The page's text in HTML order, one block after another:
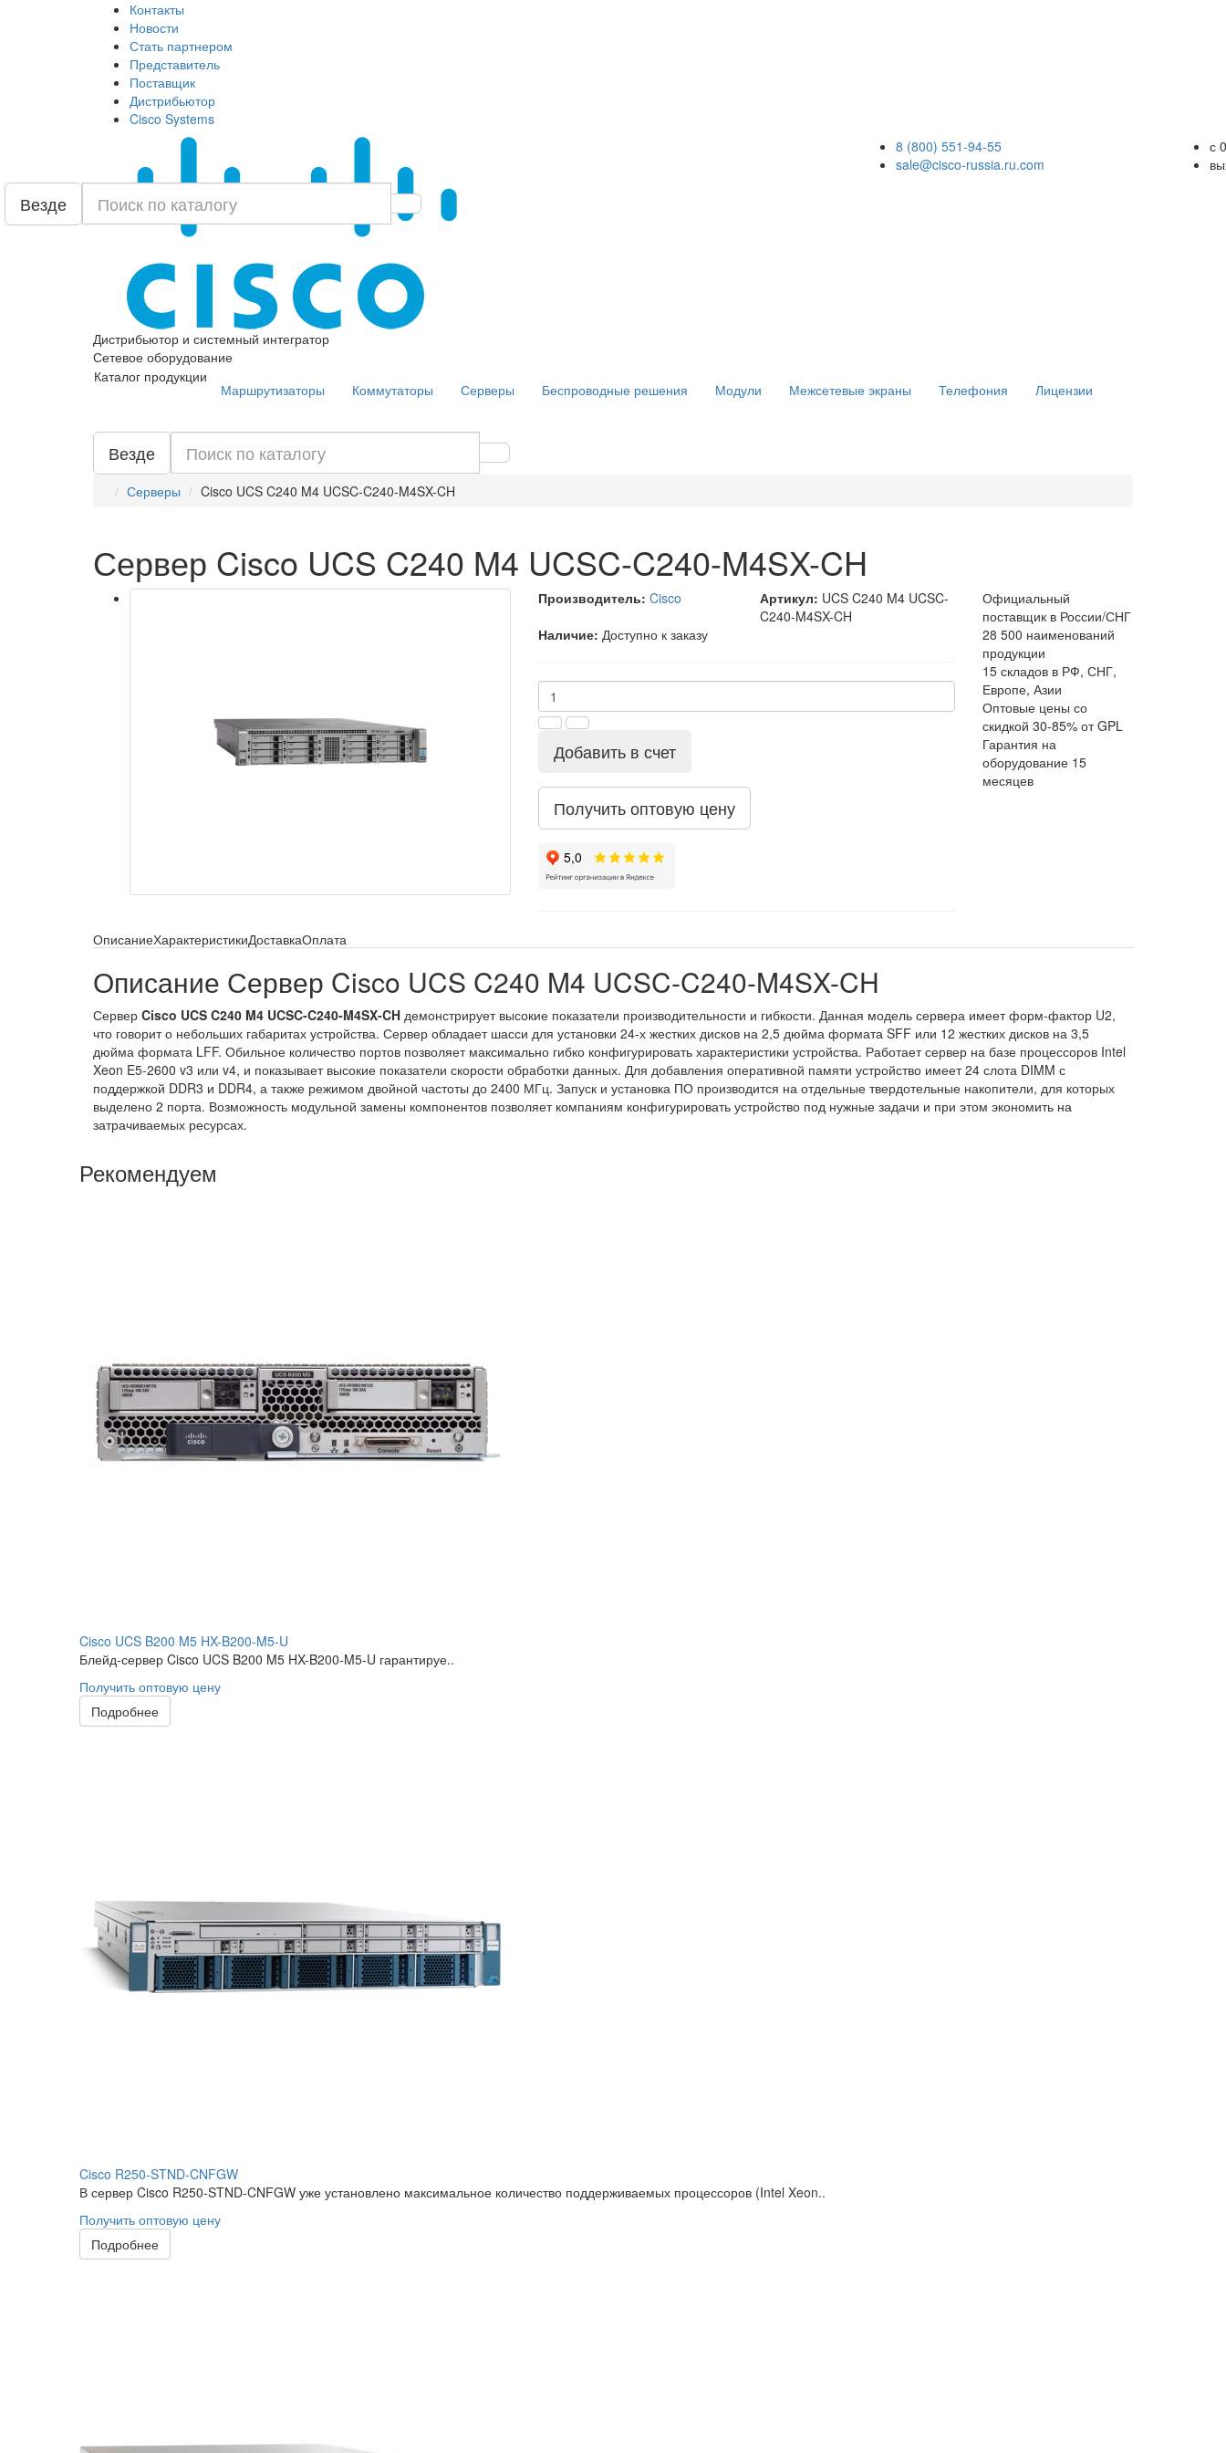
Контакты
Новости
Стать партнером
Представитель
Поставщик
Дистрибьютор
Cisco Systems
Дистрибьютор и системный интегратор
Сетевое оборудование
8 (800) 551-94-55
sale@cisco-russia.ru.com
с
Везде
Каталог продукции
Маршрутизаторы Коммутаторы Серверы Беспроводные решения Модули Межсетевые экраны Телефония Лицензии
Везде
Серверы Cisco UCS C240 M4 UCSC-C240-M4SX-CH
Сервер Cisco UCS C240 M4 UCSC-C240-M4SX-CH
Производитель: Cisco Артикул: UCS C240 M4 UCSC-
C240-M4SX-CH
Наличие: Доступно к заказу
Добавить в счет
Получить оптовую цену
Официальный
поставщик в России/СНГ
28 500 наименований
продукции
15 складов в РФ, СНГ,
Европе, Азии
Оптовые цены со
скидкой 30-85% от GPL
Гарантия на
оборудование 15
месяцев
ОписаниеХарактеристикиДоставкаОплата
Описание Сервер Cisco UCS C240 M4 UCSC-C240-M4SX-CH
Сервер Cisco UCS C240 M4 UCSC-C240-M4SX-CH демонстрирует высокие показатели производительности и гибкости. Данная модель сервера имеет форм-фактор U2,
что говорит о небольших габаритах устройства. Сервер обладает шасси для установки 24-х жестких дисков на 2,5 дюйма формата SFF или 12 жестких дисков на 3,5
дюйма формата LFF. Обильное количество портов позволяет максимально гибко конфигурировать характеристики устройства. Работает сервер на базе процессоров Intel
Xeon E5-2600 v3 или v4, и показывает высокие показатели скорости обработки данных. Для добавления оперативной памяти устройство имеет 24 слота DIMM с
поддержкой DDR3 и DDR4, а также режимом двойной частоты до 2400 МГц. Запуск и установка ПО производится на отдельные твердотельные накопители, для которых
выделено 2 порта. Возможность модульной замены компонентов позволяет компаниям конфигурировать устройство под нужные задачи и при этом экономить на
затрачиваемых ресурсах.
Рекомендуем
Cisco UCS B200 M5 HX-B200-M5-U
Блейд-сервер Cisco UCS B200 M5 HX-B200-M5-U гарантируе..
Получить оптовую цену
Подробнее
Cisco R250-STND-CNFGW
В сервер Cisco R250-STND-CNFGW уже установлено максимальное количество поддерживаемых процессоров (Intel Xeon..
Получить оптовую цену
Подробнее